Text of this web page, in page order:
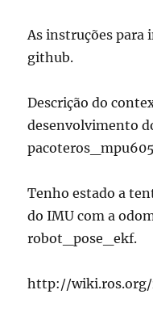
As instruções para
github.
Descrição do
desenvolvimento
Tenho estado a
do IMU com a
robot_pose_ekf.
http://